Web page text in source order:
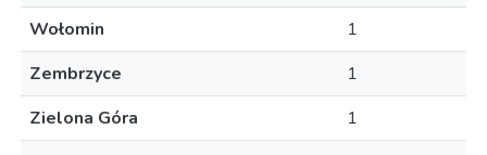
Wołomin
1
Zembrzyce
1
Zielona Góra
1